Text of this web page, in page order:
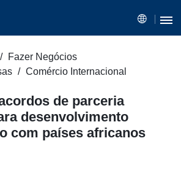
Fazer Negócios
Comércio Internacional
de parceria
desenvolvimento
com países africanos